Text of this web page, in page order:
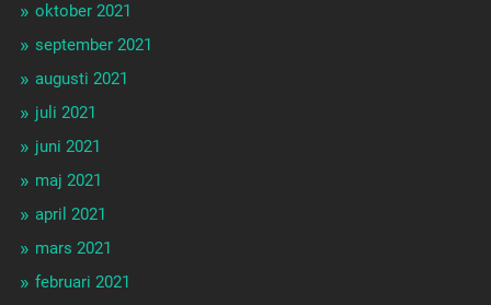
oktober 2021
september 2021
augusti 2021
juli 2021
juni 2021
maj 2021
april 2021
mars 2021
februari 2021